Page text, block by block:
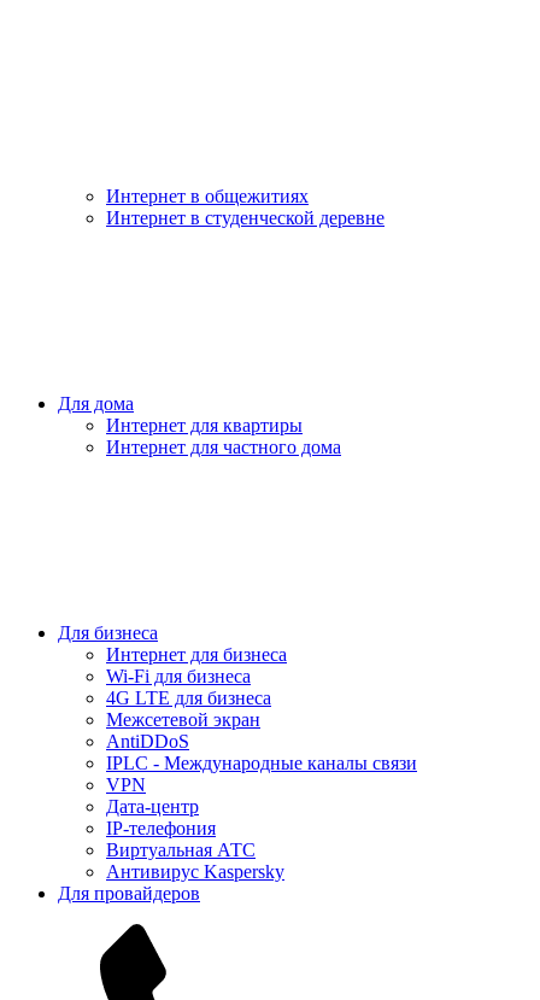
Интернет в общежитиях
Интернет в студенческой деревне
Для дома
Интернет для квартиры
Интернет для частного дома
Для бизнеса
Интернет для бизнеса
Wi-Fi для бизнеса
4G LTE для бизнеса
Межсетевой экран
AntiDDoS
IPLC - Международные каналы связи
VPN
Дата-центр
IP-телефония
Виртуальная АТС
Антивирус Kaspersky
Для провайдеров